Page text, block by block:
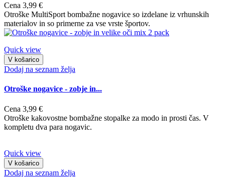
Cena 3,99 €
Otroške MultiSport bombažne nogavice so izdelane iz vrhunskih
materialov in so primerne za vse vrste športov.
Quick view
V košarico
Dodaj na seznam želja
Otroške nogavice - zobje in...
Cena 3,99 €
Otroške kakovostne bombažne stopalke za modo in prosti čas. V
kompletu dva para nogavic.
Quick view
V košarico
Dodaj na seznam želja